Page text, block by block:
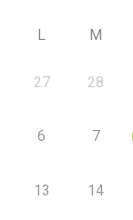
L M
27 28
6 7
13 14